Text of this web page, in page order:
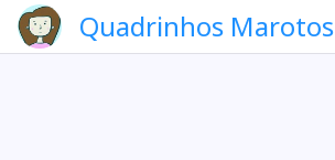
Quadrinhos Marotos